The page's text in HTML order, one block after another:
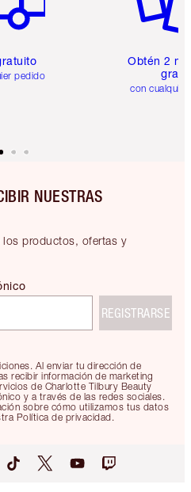
pedido
Obtén 2
gratis
con
NUESTRAS
los productos, ofertas y
Al enviar tu dirección de
recibir información de marketing
de Charlotte Tilbury Beauty
y a través de las redes sociales.
sobre cómo utilizamos tus datos
Política de privacidad.
REGISTRARSE